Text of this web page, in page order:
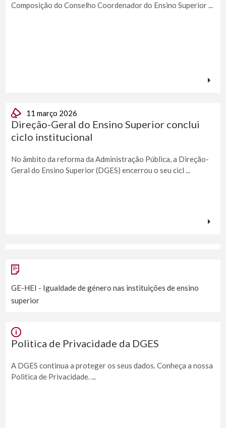
Composição do Conselho Coordenador do Ensino Superior ...
11 março 2026
Direção-Geral do Ensino Superior conclui
ciclo institucional
No âmbito da reforma da Administração Pública, a Direção-
Geral do Ensino Superior (DGES) encerrou o seu cicl ...
GE-HEI - Igualdade de género nas instituições de ensino
superior
Politica de Privacidade da DGES
A DGES continua a proteger os seus dados. Conheça a nossa
Politica de Privacidade. ...